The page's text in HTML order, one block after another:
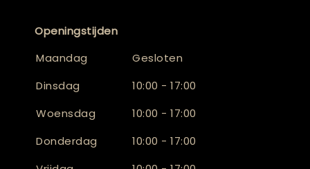
Openingstijden
Maandag
Gesloten
Dinsdag
10:00 - 17:00
Woensdag
10:00 - 17:00
Donderdag
10:00 - 17:00